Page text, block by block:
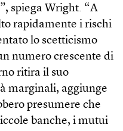
spiega Wright. “A
rapidamente i rischi
lo scetticismo
numero crescente di
ritira il suo
marginali, aggiunge
presumere che
banche, i mutui